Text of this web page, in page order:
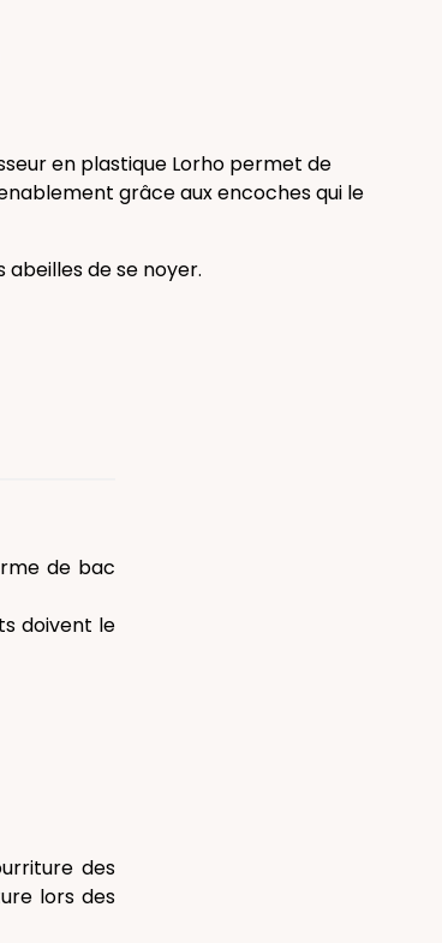
en plastique Lorho permet de
grâce aux encoches qui le
de se noyer.
de bac
doivent le
des
lors des